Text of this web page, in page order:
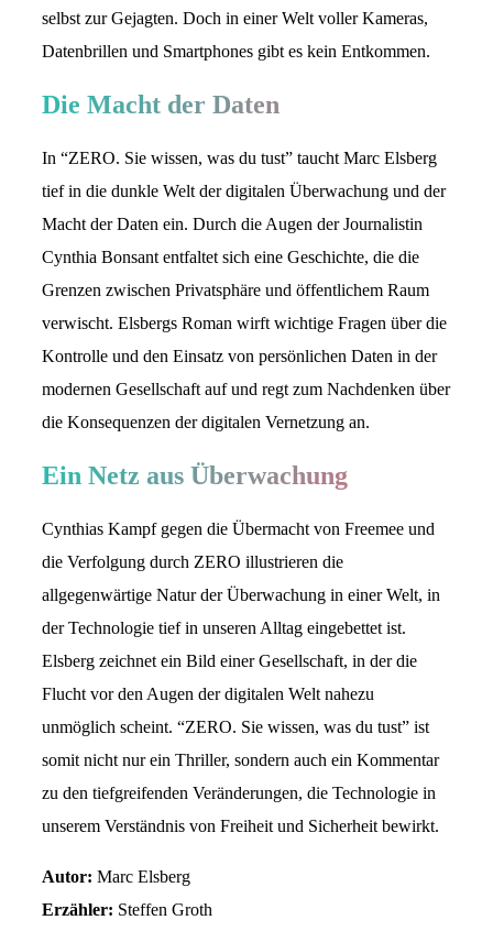
selbst zur Gejagten. Doch in einer Welt voller Kameras,
Datenbrillen und Smartphones gibt es kein Entkommen.
Die Macht der Daten
In “ZERO. Sie wissen, was du tust” taucht Marc Elsberg
tief in die dunkle Welt der digitalen Überwachung und der
Macht der Daten ein. Durch die Augen der Journalistin
Cynthia Bonsant entfaltet sich eine Geschichte, die die
Grenzen zwischen Privatsphäre und öffentlichem Raum
verwischt. Elsbergs Roman wirft wichtige Fragen über die
Kontrolle und den Einsatz von persönlichen Daten in der
modernen Gesellschaft auf und regt zum Nachdenken über
die Konsequenzen der digitalen Vernetzung an.
Ein Netz aus Überwachung
Cynthias Kampf gegen die Übermacht von Freemee und
die Verfolgung durch ZERO illustrieren die
allgegenwärtige Natur der Überwachung in einer Welt, in
der Technologie tief in unseren Alltag eingebettet ist.
Elsberg zeichnet ein Bild einer Gesellschaft, in der die
Flucht vor den Augen der digitalen Welt nahezu
unmöglich scheint. “ZERO. Sie wissen, was du tust” ist
somit nicht nur ein Thriller, sondern auch ein Kommentar
zu den tiefgreifenden Veränderungen, die Technologie in
unserem Verständnis von Freiheit und Sicherheit bewirkt.
Autor: Marc Elsberg
Erzähler: Steffen Groth